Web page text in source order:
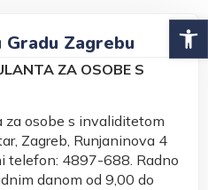
Gradu Zagrebu
ZA OSOBE S
osobe s invaliditetom
Zagreb, Runjaninova 4
telefon: 4897-688. Radno
danom od 9,00 do